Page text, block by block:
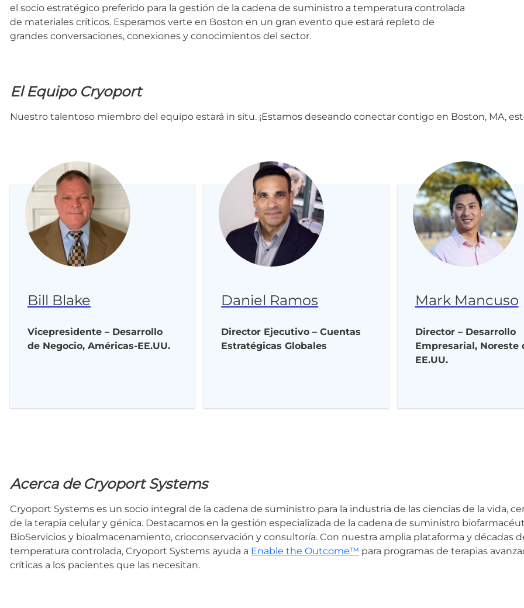
el socio estratégico preferido para la gestión de la cadena de suministro a temperatura controlada
de materiales críticos. Esperamos verte en Boston en un gran evento que estará repleto de
grandes conversaciones, conexiones y conocimientos del sector.
El Equipo Cryoport
Nuestro talentoso miembro del equipo estará in situ. ¡Estamos deseando conectar contigo en Boston, MA,
Bill Blake
Vicepresidente – Desarrollo
de Negocio, Américas-EE.UU.
Daniel Ramos
Director Ejecutivo – Cuentas
Estratégicas Globales
Mark Mancuso
Director – Desarrollo
Empresarial, Noreste
EE.UU.
Acerca de Cryoport Systems
Cryoport Systems es un socio integral de la cadena de suministro para la industria de las ciencias de la vida,
de la terapia celular y génica. Destacamos en la gestión especializada de la cadena de suministro
BioServicios y bioalmacenamiento, crioconservación y consultoría. Con nuestra amplia plataforma y décadas
temperatura controlada, Cryoport Systems ayuda a Enable the Outcome™ para programas de terapias
críticas a los pacientes que las necesitan.